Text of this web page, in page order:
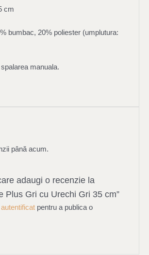
cm
bumbac, 20% poliester (umplutura:
manuala.
până acum.
adaugi o recenzie la
Plus Gri cu Urechi Gri 35 cm”
autentificat pentru a publica o